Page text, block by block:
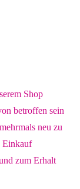
Shop
betroffen sein
neu zu
Einkauf
zum Erhalt